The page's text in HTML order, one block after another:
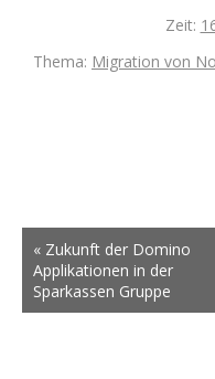
Zeit:
Thema: Migration von
« Zukunft der Domino
Applikationen in der
Sparkassen Gruppe